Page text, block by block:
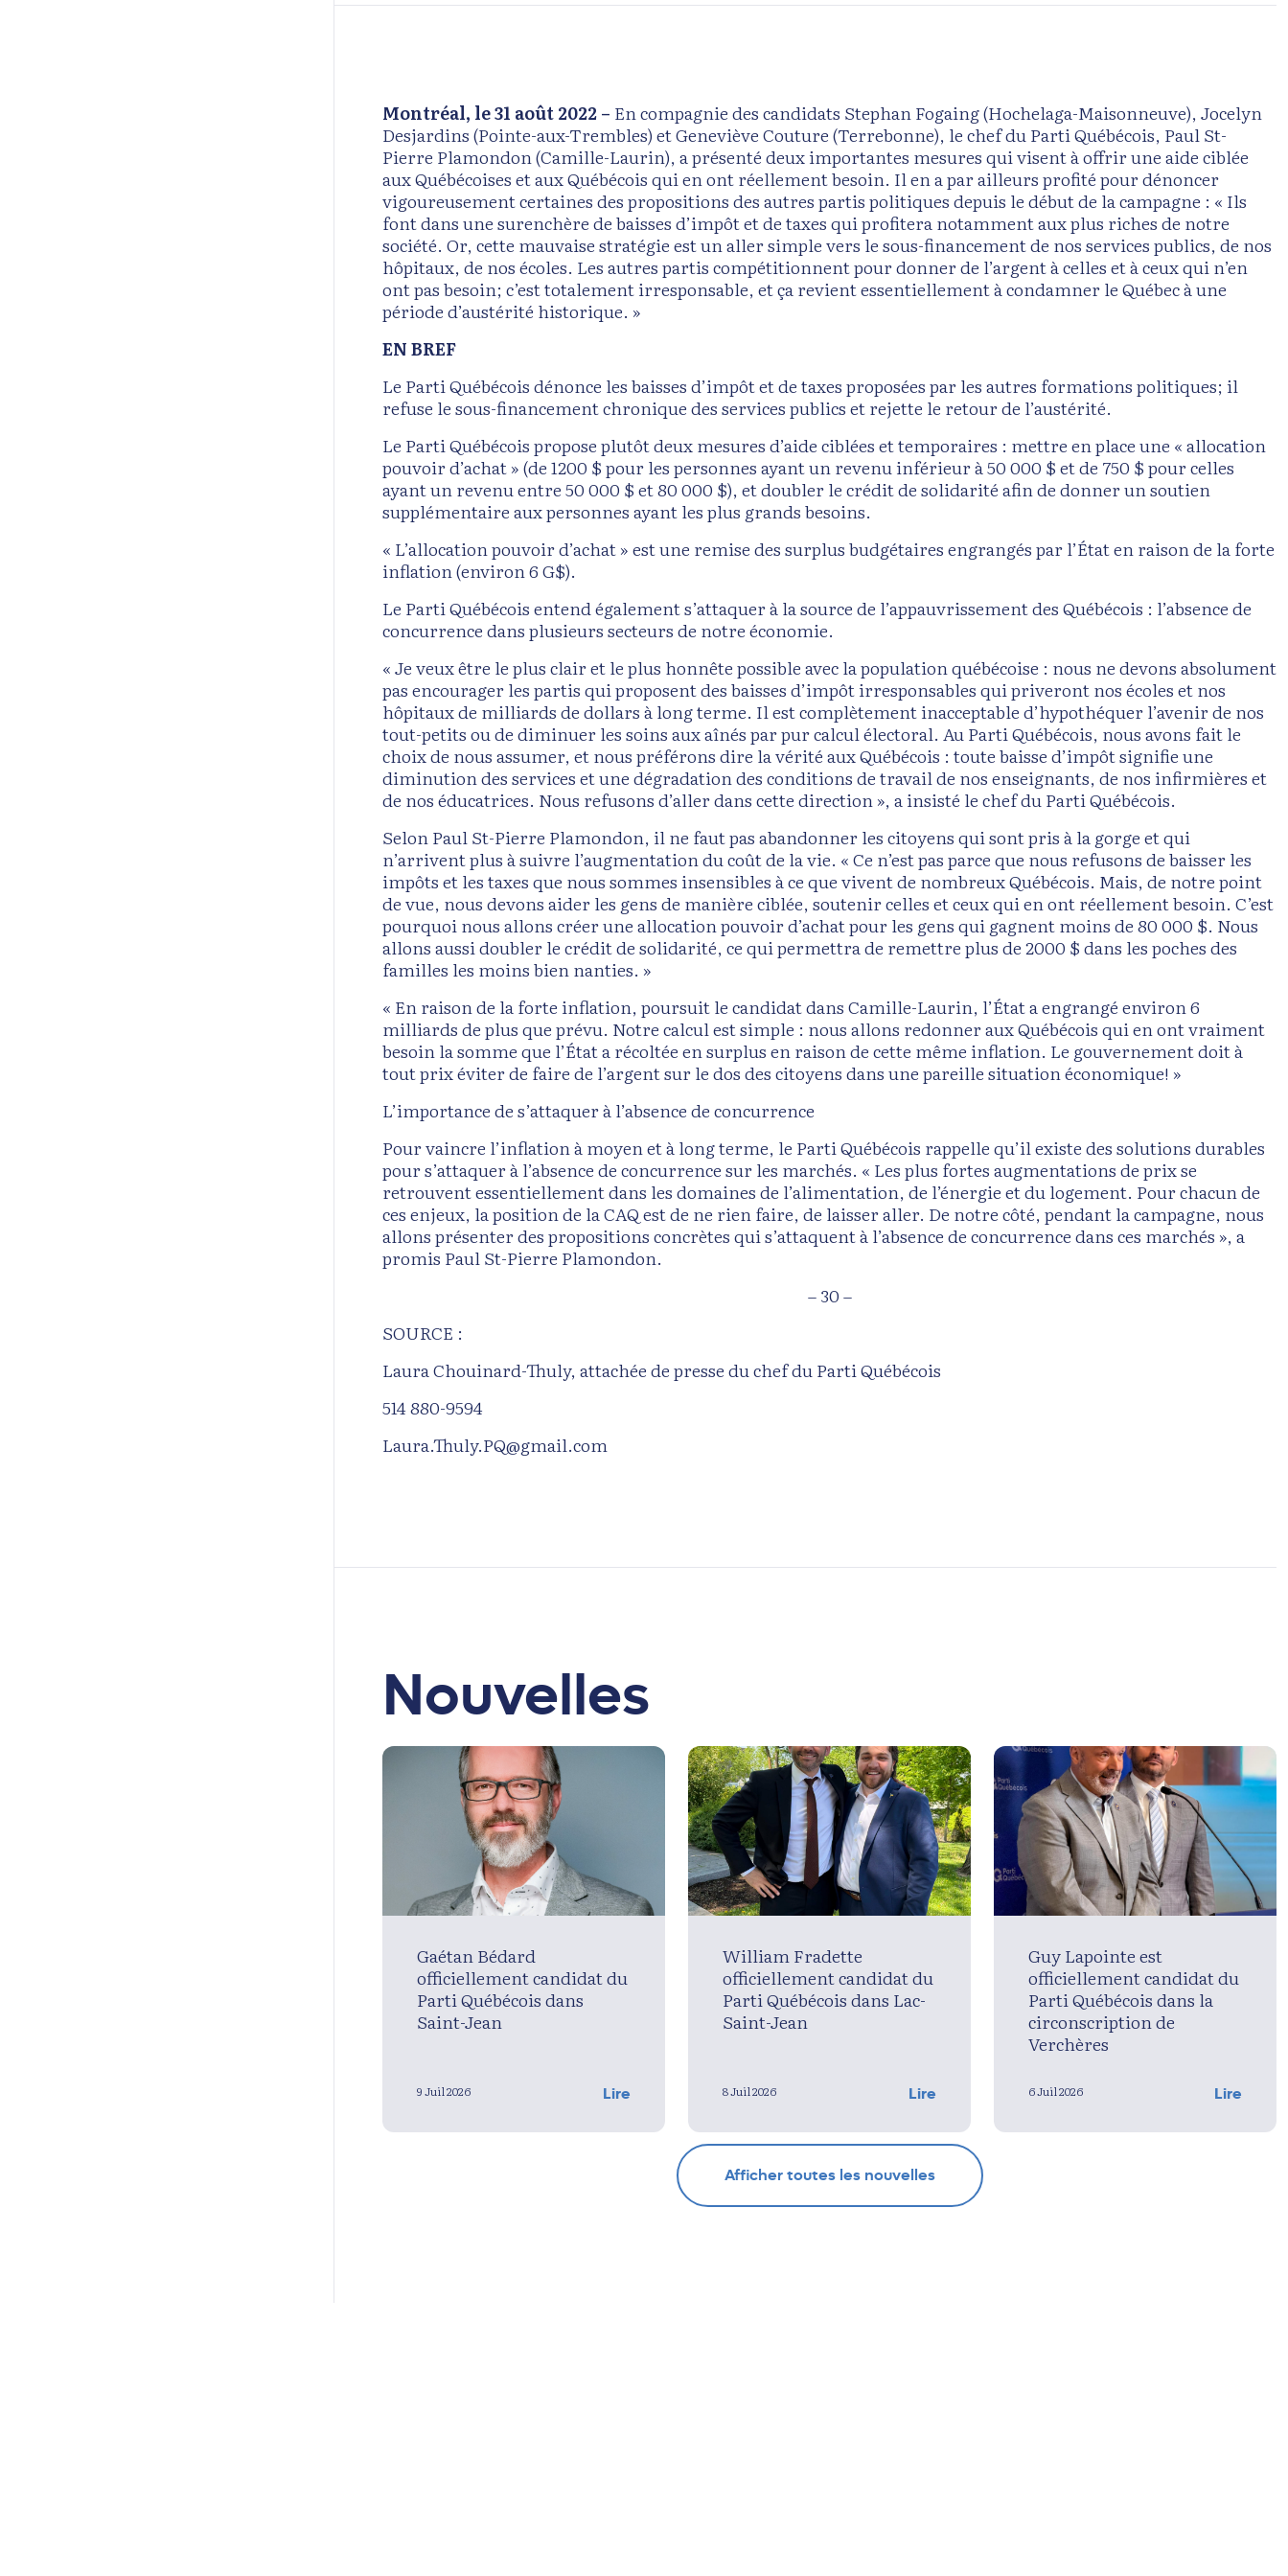
Montréal, le 31 août 2022 – En compagnie des candidats Stephan Fogaing (Hochelaga-Maisonneuve), Jocelyn
Desjardins (Pointe-aux-Trembles) et Geneviève Couture (Terrebonne), le chef du Parti Québécois, Paul St-
Pierre Plamondon (Camille-Laurin), a présenté deux importantes mesures qui visent à offrir une aide ciblée
aux Québécoises et aux Québécois qui en ont réellement besoin. Il en a par ailleurs profité pour dénoncer
vigoureusement certaines des propositions des autres partis politiques depuis le début de la campagne : « Ils
font dans une surenchère de baisses d’impôt et de taxes qui profitera notamment aux plus riches de notre
société. Or, cette mauvaise stratégie est un aller simple vers le sous-financement de nos services publics, de nos
hôpitaux, de nos écoles. Les autres partis compétitionnent pour donner de l’argent à celles et à ceux qui n’en
ont pas besoin; c’est totalement irresponsable, et ça revient essentiellement à condamner le Québec à une
période d’austérité historique. »
EN BREF
Le Parti Québécois dénonce les baisses d’impôt et de taxes proposées par les autres formations politiques; il
refuse le sous-financement chronique des services publics et rejette le retour de l’austérité.
Le Parti Québécois propose plutôt deux mesures d’aide ciblées et temporaires : mettre en place une « allocation
pouvoir d’achat » (de 1200 $ pour les personnes ayant un revenu inférieur à 50 000 $ et de 750 $ pour celles
ayant un revenu entre 50 000 $ et 80 000 $), et doubler le crédit de solidarité afin de donner un soutien
supplémentaire aux personnes ayant les plus grands besoins.
« L’allocation pouvoir d’achat » est une remise des surplus budgétaires engrangés par l’État en raison de la forte
inflation (environ 6 G$).
Le Parti Québécois entend également s’attaquer à la source de l’appauvrissement des Québécois : l’absence de
concurrence dans plusieurs secteurs de notre économie.
« Je veux être le plus clair et le plus honnête possible avec la population québécoise : nous ne devons absolument
pas encourager les partis qui proposent des baisses d’impôt irresponsables qui priveront nos écoles et nos
hôpitaux de milliards de dollars à long terme. Il est complètement inacceptable d’hypothéquer l’avenir de nos
tout-petits ou de diminuer les soins aux aînés par pur calcul électoral. Au Parti Québécois, nous avons fait le
choix de nous assumer, et nous préférons dire la vérité aux Québécois : toute baisse d’impôt signifie une
diminution des services et une dégradation des conditions de travail de nos enseignants, de nos infirmières et
de nos éducatrices. Nous refusons d’aller dans cette direction », a insisté le chef du Parti Québécois.
Selon Paul St-Pierre Plamondon, il ne faut pas abandonner les citoyens qui sont pris à la gorge et qui
n’arrivent plus à suivre l’augmentation du coût de la vie. « Ce n’est pas parce que nous refusons de baisser les
impôts et les taxes que nous sommes insensibles à ce que vivent de nombreux Québécois. Mais, de notre point
de vue, nous devons aider les gens de manière ciblée, soutenir celles et ceux qui en ont réellement besoin. C’est
pourquoi nous allons créer une allocation pouvoir d’achat pour les gens qui gagnent moins de 80 000 $. Nous
allons aussi doubler le crédit de solidarité, ce qui permettra de remettre plus de 2000 $ dans les poches des
familles les moins bien nanties. »
« En raison de la forte inflation, poursuit le candidat dans Camille-Laurin, l’État a engrangé environ 6
milliards de plus que prévu. Notre calcul est simple : nous allons redonner aux Québécois qui en ont vraiment
besoin la somme que l’État a récoltée en surplus en raison de cette même inflation. Le gouvernement doit à
tout prix éviter de faire de l’argent sur le dos des citoyens dans une pareille situation économique! »
L’importance de s’attaquer à l’absence de concurrence
Pour vaincre l’inflation à moyen et à long terme, le Parti Québécois rappelle qu’il existe des solutions durables
pour s’attaquer à l’absence de concurrence sur les marchés. « Les plus fortes augmentations de prix se
retrouvent essentiellement dans les domaines de l’alimentation, de l’énergie et du logement. Pour chacun de
ces enjeux, la position de la CAQ est de ne rien faire, de laisser aller. De notre côté, pendant la campagne, nous
allons présenter des propositions concrètes qui s’attaquent à l’absence de concurrence dans ces marchés », a
promis Paul St-Pierre Plamondon.
– 30 –
SOURCE :
Laura Chouinard-Thuly, attachée de presse du chef du Parti Québécois
514 880-9594
Laura.Thuly.PQ@gmail.com
Nouvelles
Gaétan Bédard
officiellement candidat du
Parti Québécois dans
Saint-Jean
9 Juil 2026 Lire
William Fradette
officiellement candidat du
Parti Québécois dans Lac-
Saint-Jean
8 Juil 2026 Lire
Guy Lapointe est
officiellement candidat du
Parti Québécois dans la
circonscription de
Verchères
6 Juil 2026 Lire
Afficher toutes les nouvelles